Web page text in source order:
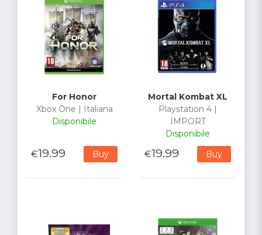
For Honor
Xbox One | Italiana
Disponibile
€19.99 Buy
Mortal Kombat XL
Playstation 4 |
IMPORT
Disponibile
€19.99 Buy